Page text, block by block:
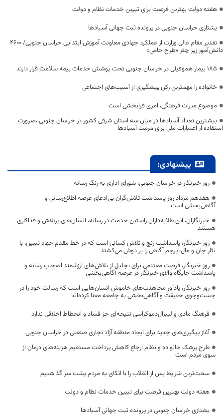
هفته دولت بهترین فرصت برای تبیین خدمات نظام و دولت
یشتازی خراسان جنوبی در پرونده ثبت جهانی آسبادها
تقدیر مقام عالی وزارت از عملکرد جهادی معاونت آموزش ابتدایی خراسان جنوبی/ ۴۶۰۰
دانش‌آموز زیر چتر «طرح حامی»
۱۸۵ بیمار هموفیلی در خراسان جنوبی تحت پوشش خدمات بیمه سلامت قرار دارند
خانواده را مهمترین رکن پیشگیری از آسیب‌های اجتماعی
موضوع میراث فرهنگی، امری فرابخشی است
بیشترین تعداد آسبادها در میان سه استان شرقی کشور در خراسان جنوبی ،ضرورت
استفاده از اعتبارات ملی برای مرمت آسبادها
پیشنهادی:
روز خبرنگار در خراسان جنوبی؛ شورای اداری به رنگ رسانه
هفدهم مرداد روز پاسداشت تلاش‌گران بی‌ادعای عرصه اطلاع‌رسانی و
آگاهی‌بخشی است
خبرنگاران، این طلایه‌داران راستین خدمت در رسانه، انسان‌های پرتلاش و فداکاری
هستند
روز خبرنگار، پاسداشت رنج و تلاش کسانی است که در خط مقدم جهاد تبیین، با
نثار جان و مال، پرچم آگاهی را بر دوش می‌کشند
روز خبرنگار، فرصت مغتنمی برای تجلیل از تلاش‌های ارزشمند اصحاب رسانه و
پاسداشت جایگاه والای خبرنگار در عرصه آگاهی‌بخشی
روز خبرنگار، یادآور مجاهدت‌های خاموش انسان‌هایی است که رسالت خود را در
جست‌وجوی حقیقت و آگاهی‌بخشی به جامعه معنا کرده‌اند
فرهنگ مادی و لیبرال‌دموکراسی نتیجه‌ای جز فساد و انحطاط اخلاقی ندارد
آغاز پیگیری‌های جدید برای ایجاد منطقه آزاد تجاری صنعتی در خراسان جنوبی
طرح پزشک خانواده و نظام ارجاع کاهش پرداخت مستقیم هزینه‌های درمان از
سوی مردم است
سخت‌ترین شرایط پس از انقلاب را با اتکای به مردم پشت سر گذاشتیم
هفته دولت بهترین فرصت برای تبیین خدمات نظام و دولت
یشتازی خراسان جنوبی در پرونده ثبت جهانی آسبادها